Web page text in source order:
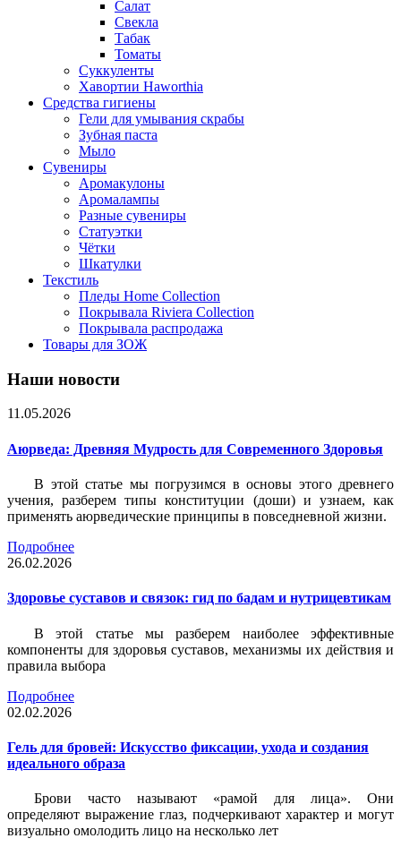
Салат
Свекла
Табак
Томаты
Суккуленты
Хавортии Haworthia
Средства гигиены
Гели для умывания скрабы
Зубная паста
Мыло
Сувениры
Аромакулоны
Аромалампы
Разные сувениры
Статуэтки
Чётки
Шкатулки
Текстиль
Пледы Home Collection
Покрывала Riviera Collection
Покрывала распродажа
Товары для ЗОЖ
Наши новости
11.05.2026
Аюрведа: Древняя Мудрость для Современного Здоровья
В этой статье мы погрузимся в основы этого древнего
учения, разберем типы конституции (доши) и узнаем, как
применять аюрведические принципы в повседневной жизни.
Подробнее
26.02.2026
Здоровье суставов и связок: гид по бадам и нутрицевтикам
В этой статье мы разберем наиболее эффективные
компоненты для здоровья суставов, механизмы их действия и
правила выбора
Подробнее
02.02.2026
Гель для бровей: Искусство фиксации, ухода и создания
идеального образа
Брови часто называют «рамой для лица». Они
определяют выражение глаз, подчеркивают характер и могут
визуально омолодить лицо на несколько лет